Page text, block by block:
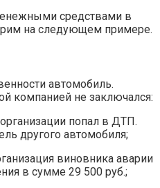
средствами в
на следующем примере.
автомобиль.
компанией не заключался:
попал в ДТП.
другого автомобиля;
виновника аварии
в сумме 29 500 руб.;